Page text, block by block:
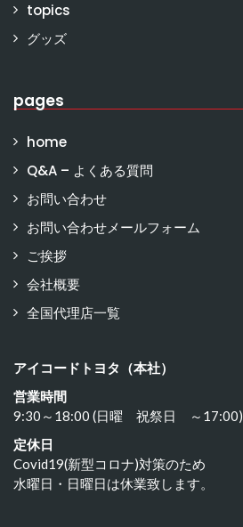
topics
グッズ
pages
home
Q&A – よくある質問
お問い合わせ
お問い合わせメールフォーム
ご挨拶
会社概要
全国代理店一覧
アイコードトヨタ（本社）
営業時間
9:30～18:00 (日曜 祝祭日 ～17:00)
定休日
Covid19(新型コロナ)対策のため
水曜日・日曜日は休業致します。